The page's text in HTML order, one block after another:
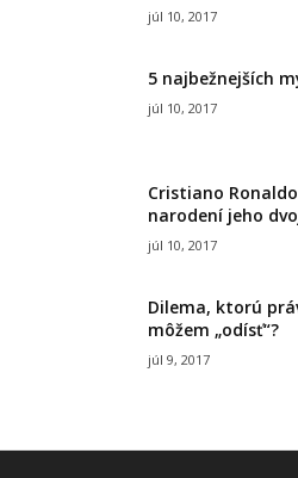
júl 10, 2017
5 najbežnejších
júl 10, 2017
Cristiano
narodení jeho
júl 10, 2017
Dilema, ktorú
môžem „odísť“?
júl 9, 2017